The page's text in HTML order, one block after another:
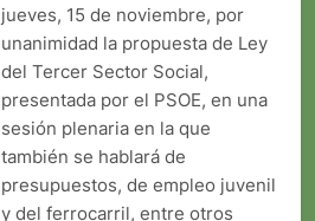
jueves, 15 de noviembre, por
unanimidad la propuesta de Ley
del Tercer Sector Social,
presentada por el PSOE, en una
sesión plenaria en la que
también se hablará de
presupuestos, de empleo juvenil
y del ferrocarril, entre otros